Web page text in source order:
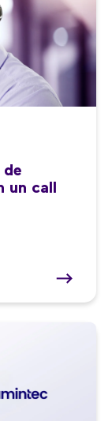
call